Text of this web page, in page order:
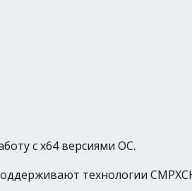
с х64 версиями ОС.
технологии